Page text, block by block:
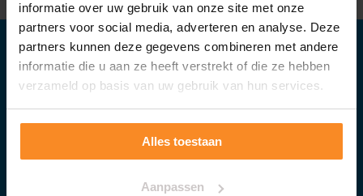
informatie over uw gebruik van onze site met onze
partners voor social media, adverteren en analyse. Deze
partners kunnen deze gegevens combineren met andere
informatie die u aan ze heeft verstrekt of die ze hebben
verzameld op basis van uw gebruik van hun services.
Alles toestaan
Aanpassen
Klantenservice
Algemene Voorwaarden